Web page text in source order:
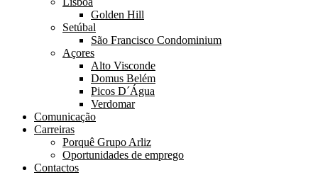
Golden Hill
Setúbal
São Francisco Condominium
Açores
Alto Visconde
Domus Belém
Picos D´Água
Verdomar
Comunicação
Carreiras
Porquê Grupo Arliz
Oportunidades de emprego
Contactos